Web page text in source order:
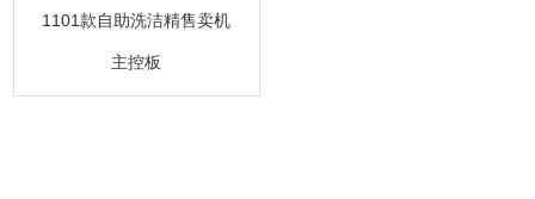
1101款自助洗洁精售卖机
主控板